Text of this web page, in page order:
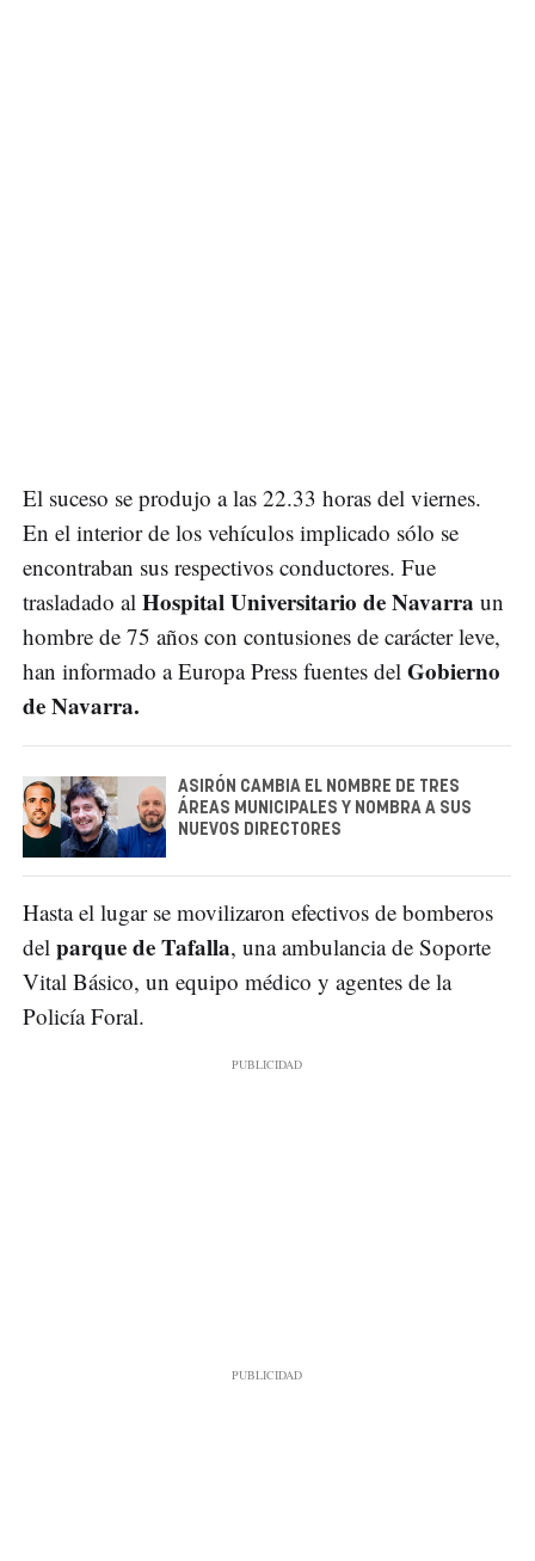
El suceso se produjo a las 22.33 horas del viernes.
En el interior de los vehículos implicado sólo se
encontraban sus respectivos conductores. Fue
trasladado al Hospital Universitario de Navarra un
hombre de 75 años con contusiones de carácter leve,
han informado a Europa Press fuentes del Gobierno
de Navarra.
ASIRÓN CAMBIA EL NOMBRE DE TRES
ÁREAS MUNICIPALES Y NOMBRA A SUS
NUEVOS DIRECTORES
Hasta el lugar se movilizaron efectivos de bomberos
del parque de Tafalla, una ambulancia de Soporte
Vital Básico, un equipo médico y agentes de la
Policía Foral.